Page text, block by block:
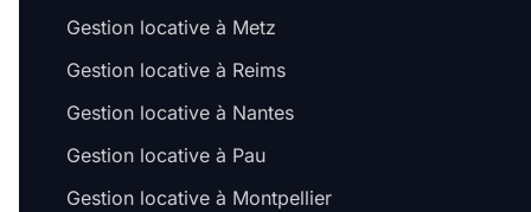
Gestion locative à Metz
Gestion locative à Reims
Gestion locative à Nantes
Gestion locative à Pau
Gestion locative à Montpellier